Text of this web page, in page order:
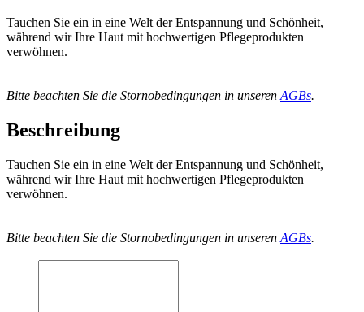
Tauchen Sie ein in eine Welt der Entspannung und Schönheit,
während wir Ihre Haut mit hochwertigen Pflegeprodukten
verwöhnen.
Bitte beachten Sie die Stornobedingungen in unserenAGBs.
Beschreibung
Tauchen Sie ein in eine Welt der Entspannung und Schönheit,
während wir Ihre Haut mit hochwertigen Pflegeprodukten
verwöhnen.
Bitte beachten Sie die Stornobedingungen in unseren AGBs.